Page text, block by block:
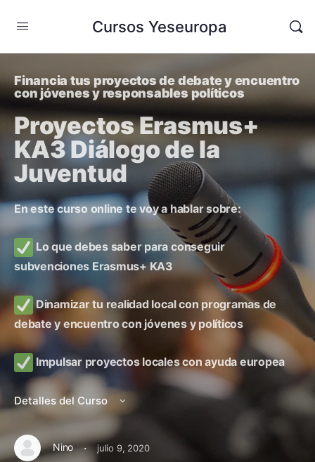
Cursos Yeseuropa
Financia tus proyectos de debate y encuentro
con jóvenes y responsables políticos
Proyectos Erasmus+
KA3 Diálogo de la
Juventud
En este curso online te voy a hablar sobre:
Lo que debes saber para conseguir
subvenciones Erasmus+ KA3
Dinamizar tu realidad local con programas de
debate y encuentro con jóvenes y políticos
Impulsar proyectos locales con ayuda europea
Detalles del Curso
Nino · julio 9, 2020